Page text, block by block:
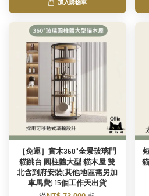
加入購物車
［免運］實木360°全景玻璃門
貓跳台 圓柱體大型 貓木屋 雙
北含到府安裝(其他地區需另加
車馬費) 15個工作天出貨